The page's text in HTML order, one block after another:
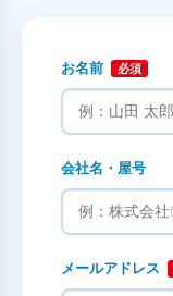
お名前 必須
会社名・屋号
メールアドレス